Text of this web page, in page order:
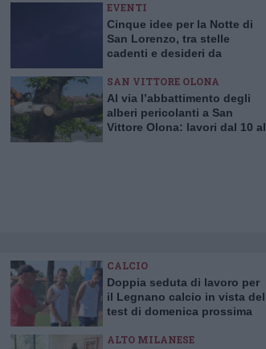
EVENTI
Cinque idee per la Notte di
San Lorenzo, tra stelle
cadenti e desideri da
SAN VITTORE OLONA
Al via l’abbattimento degli
alberi pericolanti a San
Vittore Olona: lavori dal 10 al
CALCIO
Doppia seduta di lavoro per
il Legnano calcio in vista del
test di domenica prossima
ALTO MILANESE